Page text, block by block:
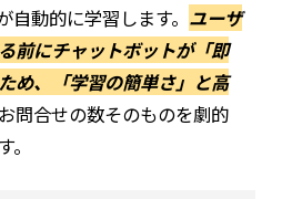
動的に学習します。 ユーザ
前にチャットボットが「即
め、「学習の簡単さ」と高
お問合せの数そのものを劇的